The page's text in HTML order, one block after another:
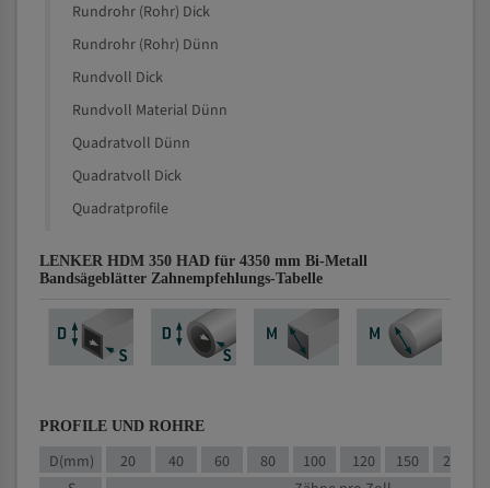
Rundrohr (Rohr) Dick
Rundrohr (Rohr) Dünn
Rundvoll Dick
Rundvoll Material Dünn
Quadratvoll Dünn
Quadratvoll Dick
Quadratprofile
LENKER HDM 350 HAD für 4350 mm Bi-Metall
Bandsägeblätter Zahnempfehlungs-Tabelle
PROFILE UND ROHRE
D(mm) 20 40 60 80 100 120 150 200